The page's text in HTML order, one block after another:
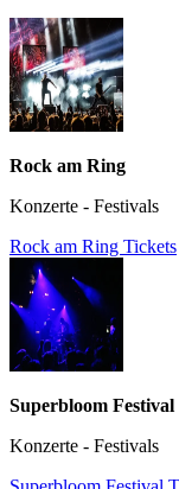
Rock am Ring
Konzerte - Festivals
Rock am Ring Tickets
Superbloom Festival
Konzerte - Festivals